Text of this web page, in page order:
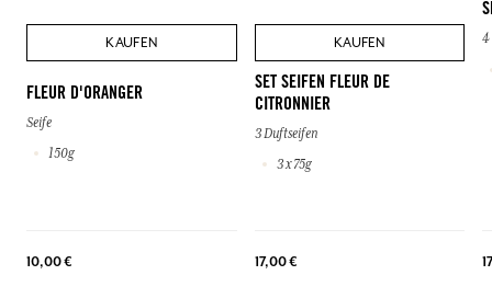
KAUFEN
FLEUR D'ORANGER
Seife
150g
10,00 €
KAUFEN
SET SEIFEN FLEUR DE
CITRONNIER
3 Duftseifen
3 x 75g
17,00 €
4